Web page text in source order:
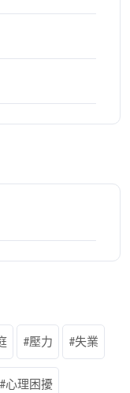
壓力 失業
心理困擾